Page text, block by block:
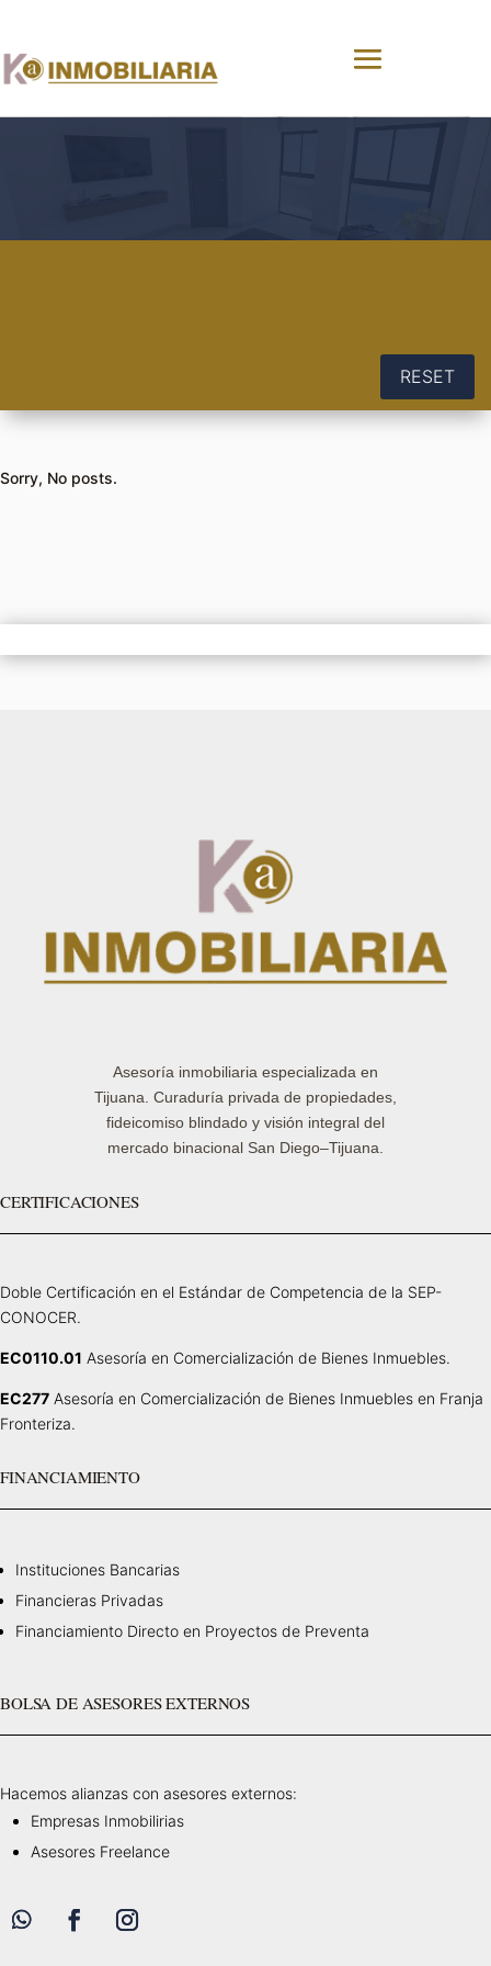
RESET
Sorry, No posts.
Asesoría inmobiliaria especializada en
Tijuana. Curaduría privada de propiedades,
fideicomiso blindado y visión integral del
mercado binacional San Diego–Tijuana.
CERTIFICACIONES
Doble Certificación en el Estándar de Competencia de la SEP-
CONOCER.
EC0110.01 Asesoría en Comercialización de Bienes Inmuebles.
EC277 Asesoría en Comercialización de Bienes Inmuebles en Franja
Fronteriza.
FINANCIAMIENTO
Instituciones Bancarias
Financieras Privadas
Financiamiento Directo en Proyectos de Preventa
BOLSA DE ASESORES EXTERNOS
Hacemos alianzas con asesores externos:
Empresas Inmobilirias
Asesores Freelance